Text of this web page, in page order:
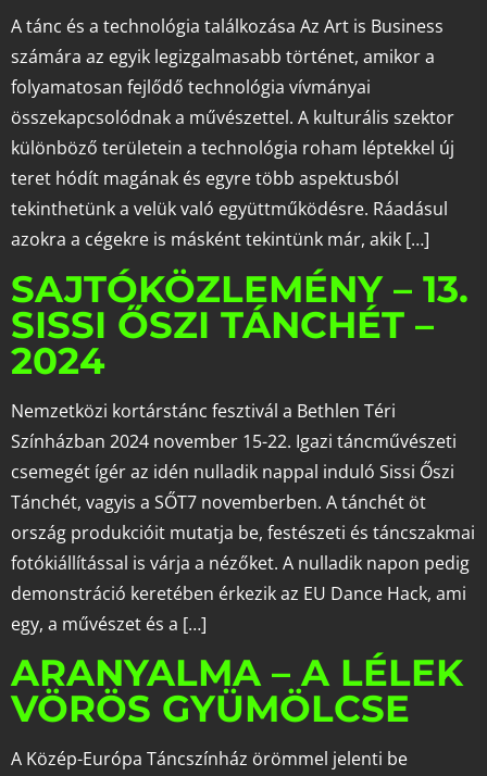
A tánc és a technológia találkozása Az Art is Business
számára az egyik legizgalmasabb történet, amikor a
folyamatosan fejlődő technológia vívmányai
összekapcsolódnak a művészettel. A kulturális szektor
különböző területein a technológia roham léptekkel új
teret hódít magának és egyre több aspektusból
tekinthetünk a velük való együttműködésre. Ráadásul
azokra a cégekre is másként tekintünk már, akik […]
SAJTÓKÖZLEMÉNY – 13.
SISSI ŐSZI TÁNCHÉT –
2024
Nemzetközi kortárstánc fesztivál a Bethlen Téri
Színházban 2024 november 15-22. Igazi táncművészeti
csemegét ígér az idén nulladik nappal induló Sissi Őszi
Tánchét, vagyis a SŐT7 novemberben. A tánchét öt
ország produkcióit mutatja be, festészeti és táncszakmai
fotókiállítással is várja a nézőket. A nulladik napon pedig
demonstráció keretében érkezik az EU Dance Hack, ami
egy, a művészet és a […]
ARANYALMA – A LÉLEK
VÖRÖS GYÜMÖLCSE
A Közép-Európa Táncszínház örömmel jelenti be